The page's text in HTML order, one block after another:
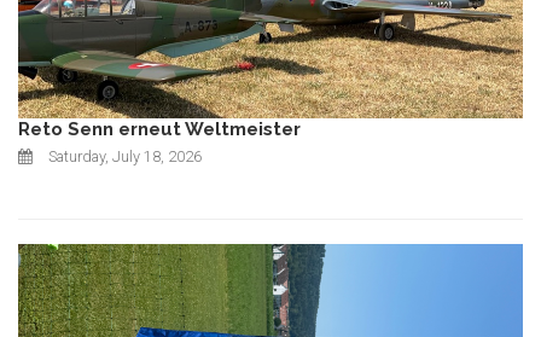
Reto Senn erneut Weltmeister
Saturday, July 18, 2026